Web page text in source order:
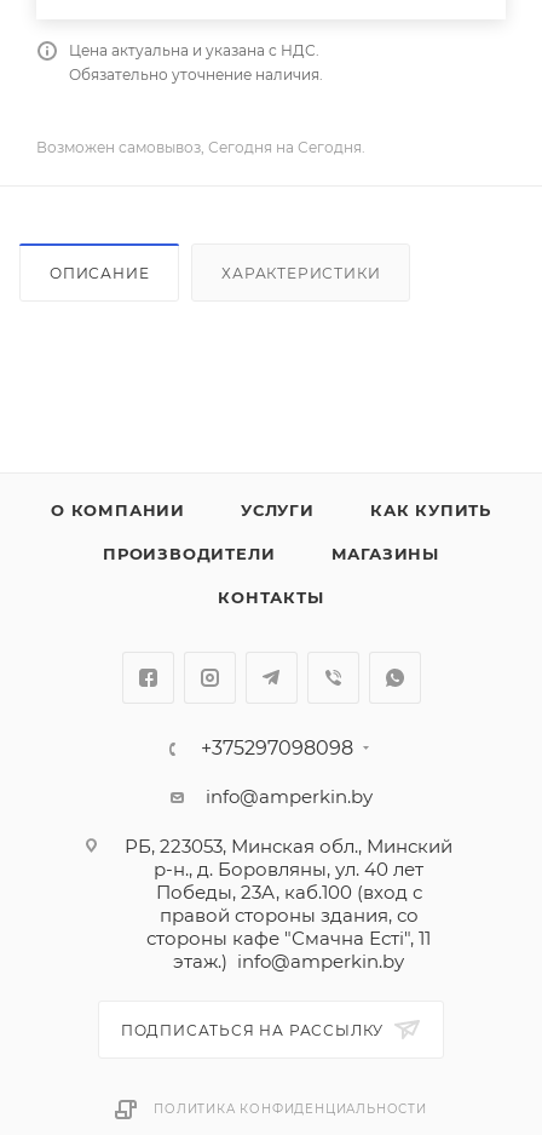
Цена актуальна и указана с НДС.
Обязательно уточнение наличия.
Возможен самовывоз, Сегодня на Сегодня.
ОПИСАНИЕ ХАРАКТЕРИСТИКИ
О КОМПАНИИ УСЛУГИ КАК КУПИТЬ
ПРОИЗВОДИТЕЛИ МАГАЗИНЫ
КОНТАКТЫ
+375297098098
info@amperkin.by
РБ, 223053, Минская обл., Минский
р-н., д. Боровляны, ул. 40 лет
Победы, 23А, каб.100 (вход с
правой стороны здания, со
стороны кафе "Смачна Естi", 11
этаж.) info@amperkin.by
ПОДПИСАТЬСЯ НА РАССЫЛКУ
ПОЛИТИКА КОНФИДЕНЦИАЛЬНОСТИ